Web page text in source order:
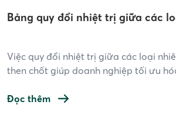
Bảng quy đổi nhiệt trị giữa các
Việc quy đổi nhiệt trị giữa các loại
then chốt giúp doanh nghiệp tối ưu
hữu ích trong quá trình chuyển đổi từ
Đọc thêm